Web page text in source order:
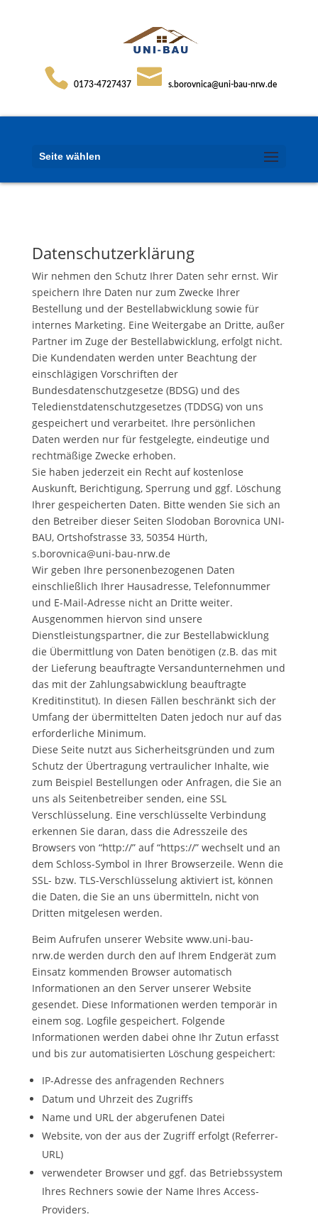
0173-4727437 s.borovnica@uni-bau-nrw.de
Seite wählen
Datenschutzerklärung
Wir nehmen den Schutz Ihrer Daten sehr ernst. Wir
speichern Ihre Daten nur zum Zwecke Ihrer
Bestellung und der Bestellabwicklung sowie für
internes Marketing. Eine Weitergabe an Dritte, außer
Partner im Zuge der Bestellabwicklung, erfolgt nicht.
Die Kundendaten werden unter Beachtung der
einschlägigen Vorschriften der
Bundesdatenschutzgesetze (BDSG) und des
Teledienstdatenschutzgesetzes (TDDSG) von uns
gespeichert und verarbeitet. Ihre persönlichen
Daten werden nur für festgelegte, eindeutige und
rechtmäßige Zwecke erhoben.
Sie haben jederzeit ein Recht auf kostenlose
Auskunft, Berichtigung, Sperrung und ggf. Löschung
Ihrer gespeicherten Daten. Bitte wenden Sie sich an
den Betreiber dieser Seiten Slodoban Borovnica UNI-
BAU, Ortshofstrasse 33, 50354 Hürth,
s.borovnica@uni-bau-nrw.de
Wir geben Ihre personenbezogenen Daten
einschließlich Ihrer Hausadresse, Telefonnummer
und E-Mail-Adresse nicht an Dritte weiter.
Ausgenommen hiervon sind unsere
Dienstleistungspartner, die zur Bestellabwicklung
die Übermittlung von Daten benötigen (z.B. das mit
der Lieferung beauftragte Versandunternehmen und
das mit der Zahlungsabwicklung beauftragte
Kreditinstitut). In diesen Fällen beschränkt sich der
Umfang der übermittelten Daten jedoch nur auf das
erforderliche Minimum.
Diese Seite nutzt aus Sicherheitsgründen und zum
Schutz der Übertragung vertraulicher Inhalte, wie
zum Beispiel Bestellungen oder Anfragen, die Sie an
uns als Seitenbetreiber senden, eine SSL
Verschlüsselung. Eine verschlüsselte Verbindung
erkennen Sie daran, dass die Adresszeile des
Browsers von “http://” auf “https://” wechselt und an
dem Schloss-Symbol in Ihrer Browserzeile. Wenn die
SSL- bzw. TLS-Verschlüsselung aktiviert ist, können
die Daten, die Sie an uns übermitteln, nicht von
Dritten mitgelesen werden.
Beim Aufrufen unserer Website www.uni-bau-
nrw.de werden durch den auf Ihrem Endgerät zum
Einsatz kommenden Browser automatisch
Informationen an den Server unserer Website
gesendet. Diese Informationen werden temporär in
einem sog. Logfile gespeichert. Folgende
Informationen werden dabei ohne Ihr Zutun erfasst
und bis zur automatisierten Löschung gespeichert:
IP-Adresse des anfragenden Rechners
Datum und Uhrzeit des Zugriffs
Name und URL der abgerufenen Datei
Website, von der aus der Zugriff erfolgt (Referrer-
URL)
verwendeter Browser und ggf. das Betriebssystem
Ihres Rechners sowie der Name Ihres Access-
Providers.